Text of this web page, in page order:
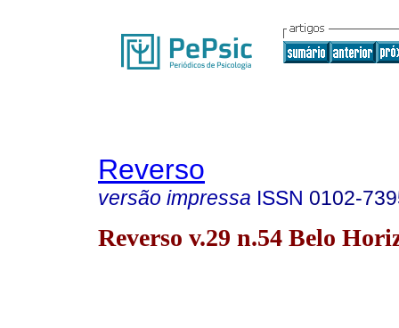
Reverso
versão impressa ISSN 0102-
Reverso v.29 n.54 Belo